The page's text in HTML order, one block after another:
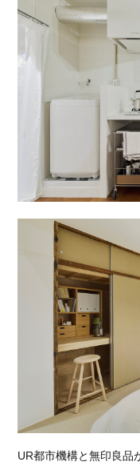
UR都市機構と無印良品